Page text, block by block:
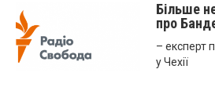
Більше
про
– експерт
у Чехії